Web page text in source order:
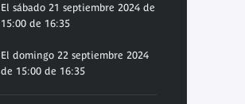
El sábado 21 septiembre 2024 de
15:00 de 16:35
El domingo 22 septiembre 2024
de 15:00 de 16:35